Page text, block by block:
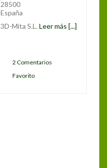
28500
España
3D-Mita S.L.Leer más [...]
2 Comentarios
Favorito